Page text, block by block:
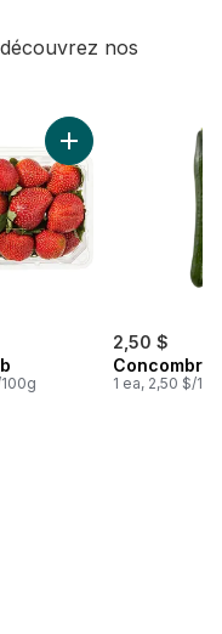
nos
au panier
Ajouter Fraises, 1
2,50 $
1 ea, 2,50 $/1ch